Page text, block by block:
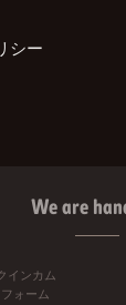
シー
We are
インカム
ォーム